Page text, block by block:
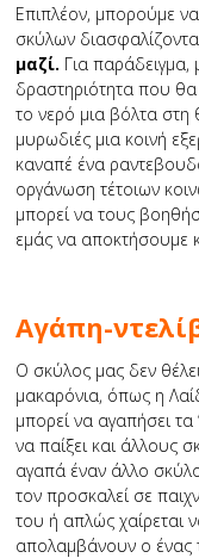
Επιπλέον, μπορούμε
σκύλων
μαζί. Για
δραστηριότητα που
το νερό μια βόλτα
μυρωδιές μια κοινή
καναπέ ένα
οργάνωση τέτοιων
μπορεί να τους
εμάς να αποκτήσουμε
Αγάπη-
Ο σκύλος μας δεν
μακαρόνια, όπως η
μπορεί να αγαπήσει
να παίξει και άλλους
αγαπά έναν άλλο
τον προσκαλεί σε
του ή απλώς χαίρεται
απολαμβάνουν ο ένας